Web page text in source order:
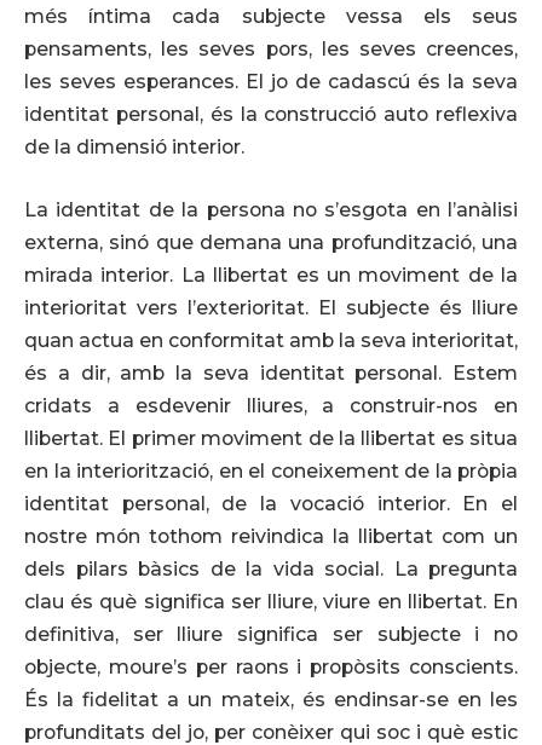
més íntima cada subjecte vessa els seus
pensaments, les seves pors, les seves creences,
les seves esperances. El jo de cadascú és la seva
identitat personal, és la construcció auto reflexiva
de la dimensió interior.
La identitat de la persona no s’esgota en l’anàlisi
externa, sinó que demana una profundització, una
mirada interior. La llibertat es un moviment de la
interioritat vers l’exterioritat. El subjecte és lliure
quan actua en conformitat amb la seva interioritat,
és a dir, amb la seva identitat personal. Estem
cridats a esdevenir lliures, a construir-nos en
llibertat. El primer moviment de la llibertat es situa
en la interiorització, en el coneixement de la pròpia
identitat personal, de la vocació interior. En el
nostre món tothom reivindica la llibertat com un
dels pilars bàsics de la vida social. La pregunta
clau és què significa ser lliure, viure en llibertat. En
definitiva, ser lliure significa ser subjecte i no
objecte, moure’s per raons i propòsits conscients.
És la fidelitat a un mateix, és endinsar-se en les
profunditats del jo, per conèixer qui soc i què estic